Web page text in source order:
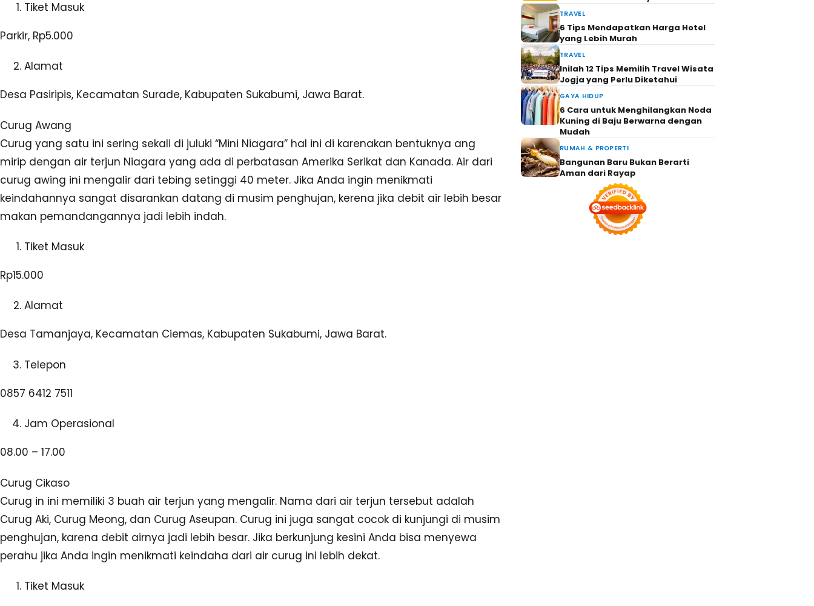
Tiket Masuk
Parkir, Rp5.000
Alamat
Desa Pasiripis, Kecamatan Surade, Kabupaten Sukabumi, Jawa Barat.
Curug Awang
Curug yang satu ini sering sekali di juluki “Mini Niagara” hal ini di karenakan bentuknya ang
mirip dengan air terjun Niagara yang ada di perbatasan Amerika Serikat dan Kanada. Air dari
curug awing ini mengalir dari tebing setinggi 40 meter. Jika Anda ingin menikmati
keindahannya sangat disarankan datang di musim penghujan, kerena jika debit air lebih besar
makan pemandangannya jadi lebih indah.
Tiket Masuk
Rp15.000
Alamat
Desa Tamanjaya, Kecamatan Ciemas, Kabupaten Sukabumi, Jawa Barat.
Telepon
0857 6412 7511
Jam Operasional
08.00 – 17.00
Curug Cikaso
Curug in ini memiliki 3 buah air terjun yang mengalir. Nama dari air terjun tersebut adalah
Curug Aki, Curug Meong, dan Curug Aseupan. Curug ini juga sangat cocok di kunjungi di musim
penghujan, karena debit airnya jadi lebih besar. Jika berkunjung kesini Anda bisa menyewa
perahu jika Anda ingin menikmati keindaha dari air curug ini lebih dekat.
Tiket Masuk
TRAVEL
6 Tips Mendapatkan Harga Hotel
yang Lebih Murah
TRAVEL
Inilah 12 Tips Memilih Travel Wisata
Jogja yang Perlu Diketahui
GAYA HIDUP
6 Cara untuk Menghilangkan Noda
Kuning di Baju Berwarna dengan
Mudah
RUMAH & PROPERTI
Bangunan Baru Bukan Berarti
Aman dari Rayap